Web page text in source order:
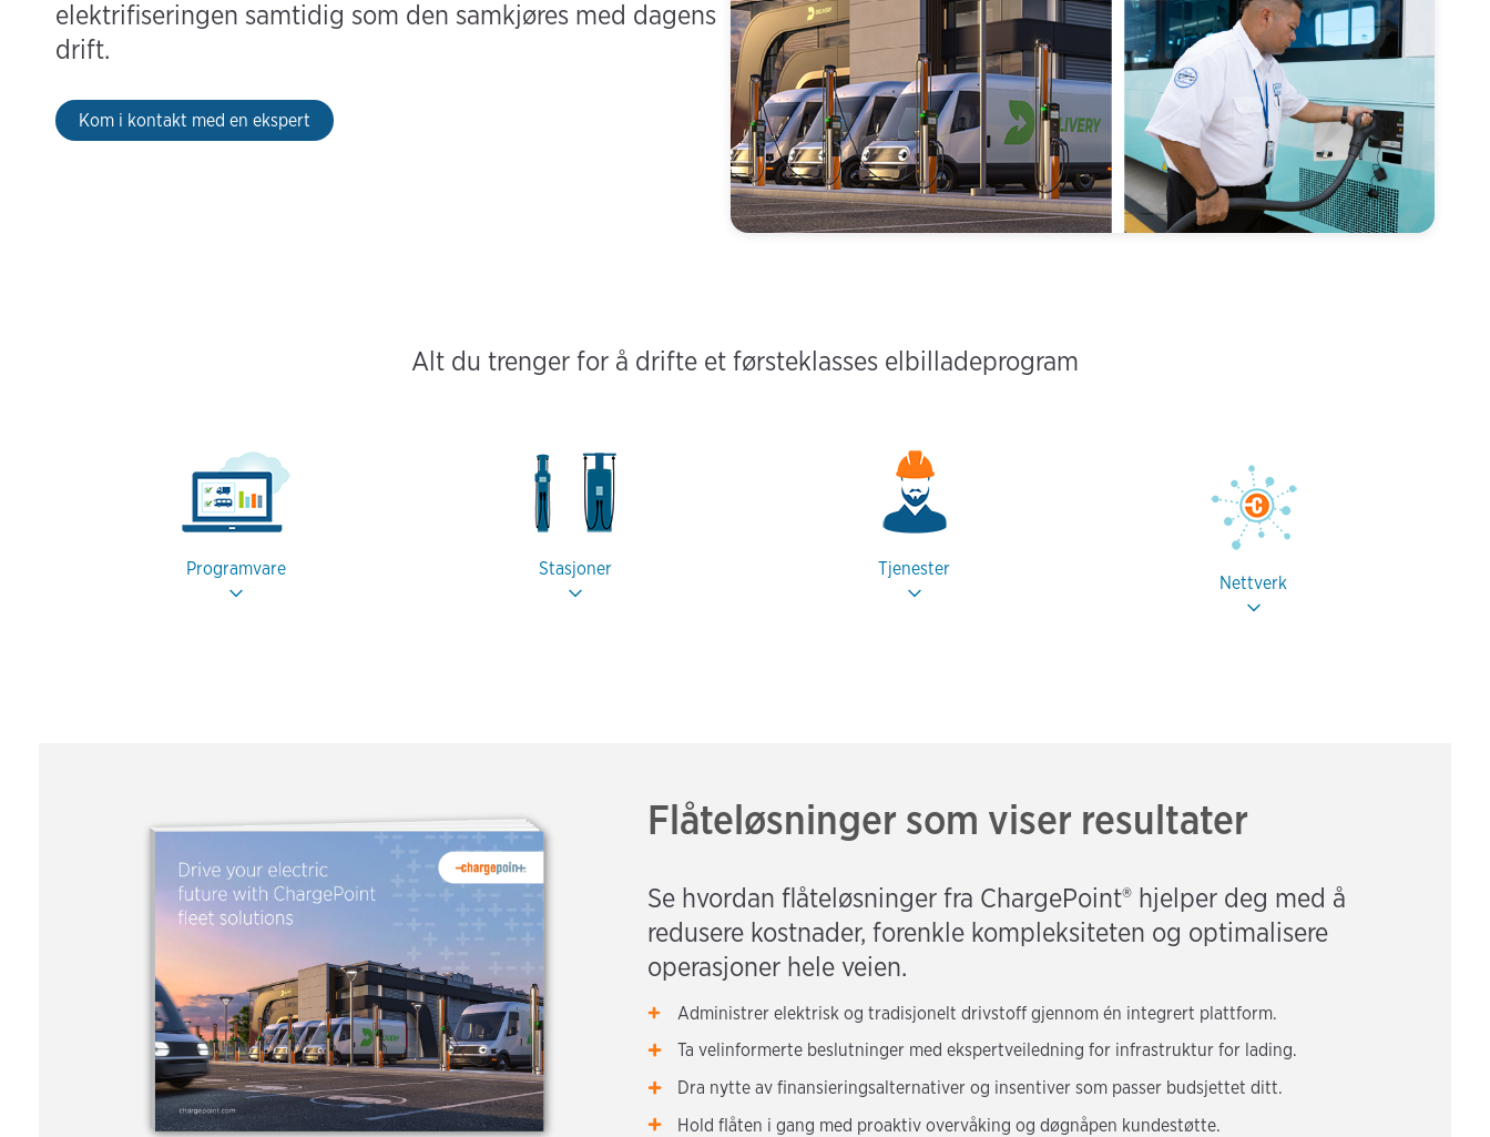
elektrifiseringen samtidig som den samkjøres med dagens
drift.
Kom i kontakt med en ekspert
Alt du trenger for å drifte et førsteklasses elbilladeprogram
Programvare Stasjoner Tjenester
Nettverk
Flåteløsninger som viser resultater
Se hvordan flåteløsninger fra ChargePoint® hjelper deg med å
redusere kostnader, forenkle kompleksiteten og optimalisere
operasjoner hele veien.
Administrer elektrisk og tradisjonelt drivstoff gjennom én integrert plattform.
Ta velinformerte beslutninger med ekspertveiledning for infrastruktur for lading.
Dra nytte av finansieringsalternativer og insentiver som passer budsjettet ditt.
Hold flåten i gang med proaktiv overvåking og døgnåpen kundestøtte.